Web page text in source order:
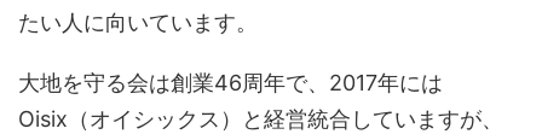
たい人に向いています。
大地を守る会は創業46周年で、2017年には
Oisix（オイシックス）と経営統合していますが、